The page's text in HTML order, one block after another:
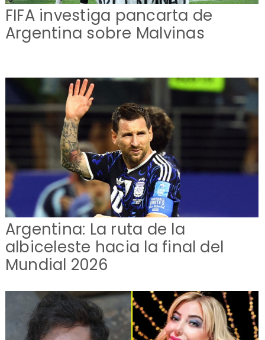
FIFA investiga pancarta de
Argentina sobre Malvinas
Argentina: La ruta de la
albiceleste hacia la final del
Mundial 2026